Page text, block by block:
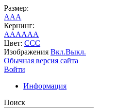
Размер:
AAA
Кернинг:
AAAAAA
Цвет: CCC
Изображения Вкл.Выкл.
Обычная версия сайта
Войти
Информация
Поиск